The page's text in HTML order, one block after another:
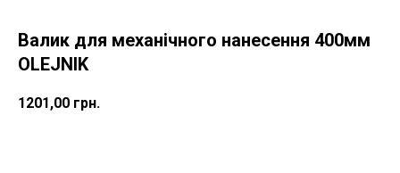
Валик для механічного нанесення 400мм
OLEJNIK
1201,00 грн.